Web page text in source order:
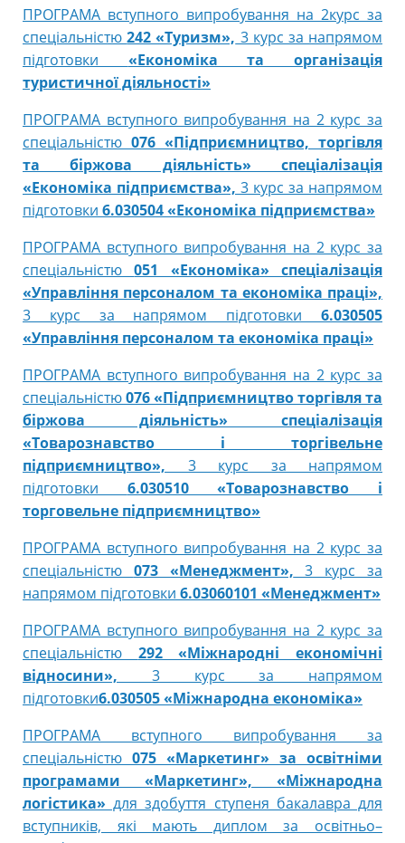
ПРОГРАМА вступного випробування на 2курс за
спеціальністю242 «Туризм», 3 курс за напрямом
підготовки «Економіка та організація
туристичної діяльності»
ПРОГРАМА вступного випробування на 2 курс за
спеціальністю 076 «Підприємництво, торгівля
та біржова діяльність» спеціалізація
«Економіка підприємства», 3 курс за напрямом
підготовки 6.030504 «Економіка підприємства»
ПРОГРАМА вступного випробування на 2 курс за
спеціальністю051 «Економіка» спеціалізація
«Управління персоналом та економіка праці»,
3 курс за напрямом підготовки 6.030505
«Управління персоналом та економіка праці»
ПРОГРАМА вступного випробування на 2 курс за
спеціальністю076 «Підприємництво торгівля та
біржова діяльність» спеціалізація
«Товарознавство і торгівельне
підприємництво», 3 курс за напрямом
підготовки 6.030510 «Товарознавство і
торговельне підприємництво»
ПРОГРАМА вступного випробування на 2 курс за
спеціальністю 073 «Менеджмент», 3 курс за
напрямом підготовки 6.03060101 «Менеджмент»
ПРОГРАМА вступного випробування на 2 курс за
спеціальністю 292 «Міжнародні економічні
відносини», 3 курс за напрямом
підготовки6.030505 «Міжнародна економіка»
ПРОГРАМА вступного випробування за
спеціальністю 075 «Маркетинг» за освітніми
програмами «Маркетинг», «Міжнародна
логістика» для здобуття ступеня бакалавра для
вступників, які мають диплом за освітньо–